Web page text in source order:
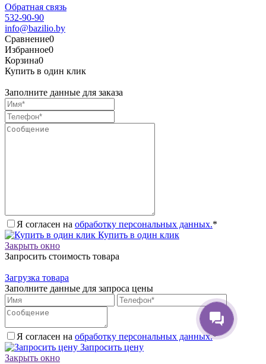
Обратная связь
532-90-90
info@bazilio.by
Сравнение0
Избранное0
Корзина0
Купить в один клик
Заполните данные для заказа
Я согласен на обработку персональных данных.*
Купить в один клик
Закрыть окно
Запросить стоимость товара
Загрузка товара
Заполните данные для запроса цены
Я согласен на обработку персональных данных.*
Запросить цену
Закрыть окно